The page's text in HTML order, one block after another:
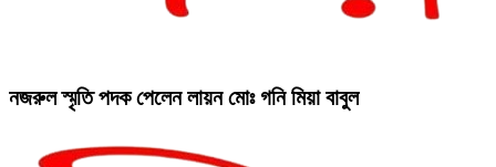
নজরুল স্মৃতি পদক পেলেন লায়ন মোঃ গনি মিয়া বাবুল